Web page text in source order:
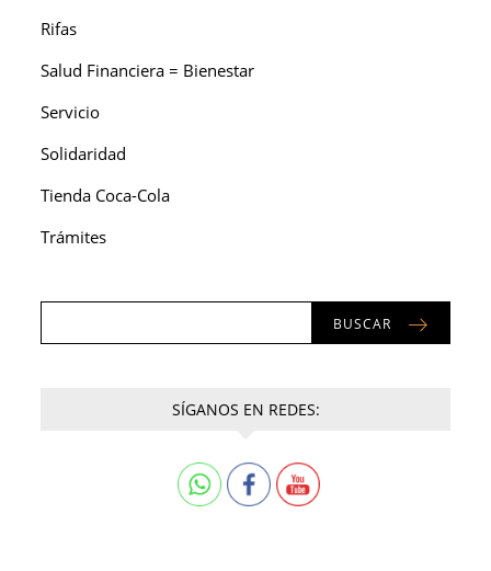
Rifas
Salud Financiera = Bienestar
Servicio
Solidaridad
Tienda Coca-Cola
Trámites
BUSCAR
SÍGANOS EN REDES: